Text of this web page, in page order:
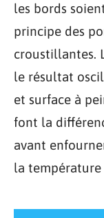
les bords
principe des
croustillantes.
le résultat
et surface à
font la
avant
la température